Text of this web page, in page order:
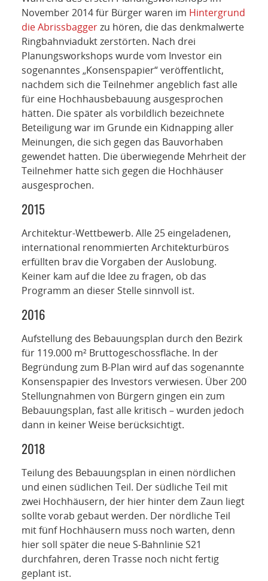
November 2014 für Bürger waren im Hintergrund
die Abrissbaggerzu hören, die das denkmalwerte
Ringbahnviadukt zerstörten. Nach drei
Planungsworkshops wurde vom Investor ein
sogenanntes „Konsenspapier“ veröffentlicht,
nachdem sich die Teilnehmer angeblich fast alle
für eine Hochhausbebauung ausgesprochen
hätten. Die später als vorbildlich bezeichnete
Beteiligung war im Grunde ein Kidnapping aller
Meinungen, die sich gegen das Bauvorhaben
gewendet hatten. Die überwiegende Mehrheit der
Teilnehmer hatte sich gegen die Hochhäuser
ausgesprochen.
2015
Architektur-Wettbewerb. Alle 25 eingeladenen,
international renommierten Architekturbüros
erfüllten brav die Vorgaben der Auslobung.
Keiner kam auf die Idee zu fragen, ob das
Programm an dieser Stelle sinnvoll ist.
2016
Aufstellung des Bebauungsplan durch den Bezirk
für 119.000 m² Bruttogeschossfläche. In der
Begründung zum B-Plan wird auf das sogenannte
Konsenspapier des Investors verwiesen. Über 200
Stellungnahmen von Bürgern gingen ein zum
Bebauungsplan, fast alle kritisch – wurden jedoch
dann in keiner Weise berücksichtigt.
2018
Teilung des Bebauungsplan in einen nördlichen
und einen südlichen Teil. Der südliche Teil mit
zwei Hochhäusern, der hier hinter dem Zaun liegt
sollte vorab gebaut werden. Der nördliche Teil
mit fünf Hochhäusern muss noch warten, denn
hier soll später die neue S-Bahnlinie S21
durchfahren, deren Trasse noch nicht fertig
geplant ist.